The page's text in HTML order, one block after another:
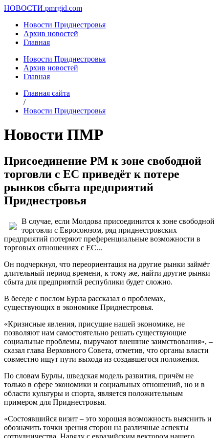
НОВОСТИ.pmrgid.com
Новости Приднестровья
Архив новостей
Главная
Новости Приднестровья
Архив новостей
Главная
Главная сайта
/
Новости Приднестровья
Новости ПМР
Присоединение РМ к зоне свободной
торговли с ЕС приведёт к потере
рынков сбыта предприятий
Приднестровья
В случае, если Молдова присоединится к зоне свободной
торговли с Евросоюзом, ряд приднестровских
предприятий потеряют преференциальные возможности в
торговых отношениях с ЕС...
Он подчеркнул, что переориентация на другие рынки займёт
длительный период времени, к тому же, найти другие рынки
сбыта для предприятий республики будет сложно.
В беседе с послом Бурла рассказал о проблемах,
существующих в экономике Приднестровья.
«Кризисные явления, присущие нашей экономике, не
позволяют нам самостоятельно решать существующие
социальные проблемы, выручают внешние заимствования», –
сказал глава Верховного Совета, отметив, что органы власти
совместно ищут пути выхода из создавшегося положения.
По словам Бурлы, шведская модель развития, причём не
только в сфере экономики и социальных отношений, но и в
области культуры и спорта, является положительным
примером для Приднестровья.
«Состоявшийся визит – это хорошая возможность выяснить и
обозначить точки зрения сторон на различные аспекты
сотрудничества. Наряду с евразийским вектором нашего